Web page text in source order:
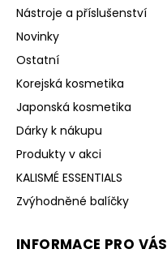
Nástroje a příslušenství
Novinky
Ostatní
Korejská kosmetika
Japonská kosmetika
Dárky k nákupu
Produkty v akci
KALISMÉ ESSENTIALS
Zvýhodněné balíčky
INFORMACE PRO VÁS